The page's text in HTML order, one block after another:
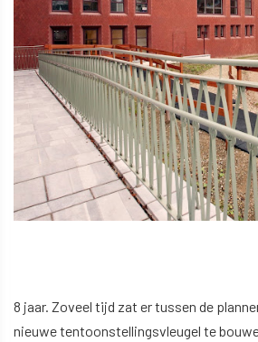
8 jaar. Zoveel tijd zat er tussen de
nieuwe tentoonstellingsvleugel te